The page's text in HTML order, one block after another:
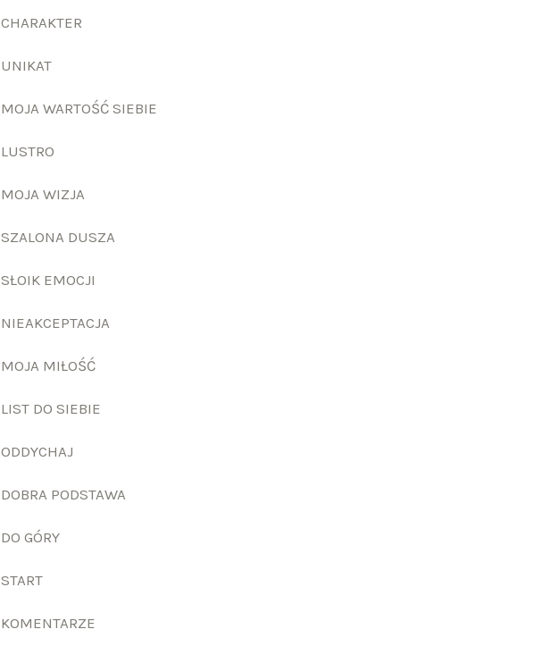
CHARAKTER
UNIKAT
MOJA WARTOŚĆ SIEBIE
LUSTRO
MOJA WIZJA
SZALONA DUSZA
SŁOIK EMOCJI
NIEAKCEPTACJA
MOJA MIŁOŚĆ
LIST DO SIEBIE
ODDYCHAJ
DOBRA PODSTAWA
DO GÓRY
START
KOMENTARZE